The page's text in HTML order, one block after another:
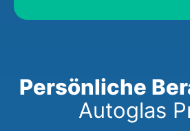
Persönliche
Autoglas